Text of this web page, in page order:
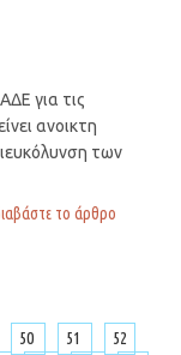
για τις
ανοικτη
των
το άρθρο
50 51
52